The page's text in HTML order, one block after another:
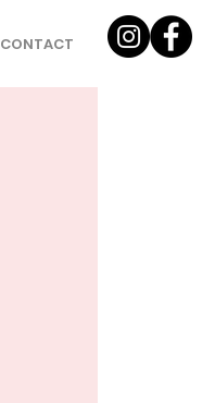
CONTACT